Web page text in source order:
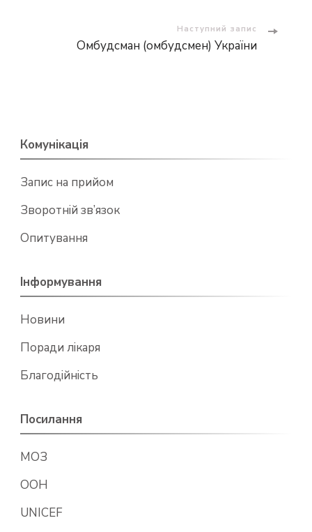
Наступний запис
Омбудсман (омбудсмен) України
Комунікація
Запис на прийом
Зворотній зв’язок
Опитування
Інформування
Новини
Поради лікаря
Благодійність
Посилання
МОЗ
ООН
UNICEF